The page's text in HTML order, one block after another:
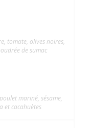
tomate, olives noires,
de sumac
mariné, sésame,
et cacahuètes